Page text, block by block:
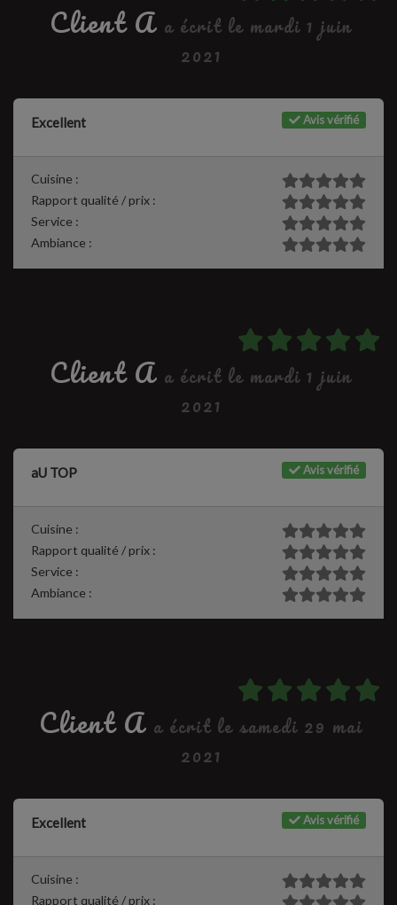
Client A a écrit le mardi 1 juin
2021
Avis vérifié
Excellent
Cuisine :
Rapport qualité / prix :
Service :
Ambiance :
Client A a écrit le mardi 1 juin
2021
Avis vérifié
aU TOP
Cuisine :
Rapport qualité / prix :
Service :
Ambiance :
Client A a écrit le samedi 29 mai
2021
Avis vérifié
Excellent
Cuisine :
Rapport qualité / prix :